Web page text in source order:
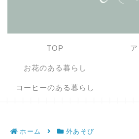
TOP
お花のある暮らし
コーヒーのある暮らし
ホーム 外あそび